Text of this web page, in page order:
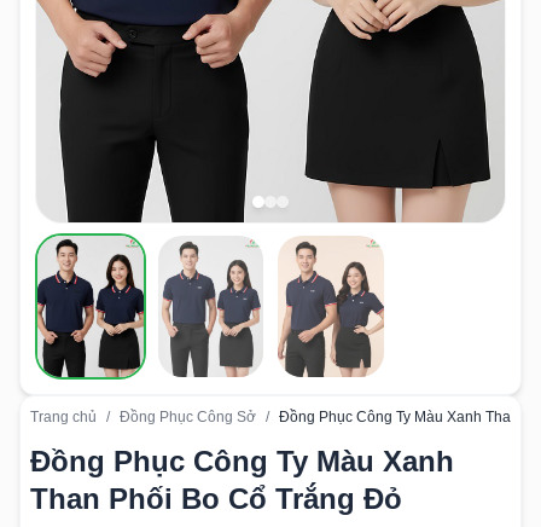
Trang chủ / Đồng Phục Công Sở / Đồng Phục Công Ty Màu Xanh Than
Đồng Phục Công Ty Màu Xanh
Than Phối Bo Cổ Trắng Đỏ